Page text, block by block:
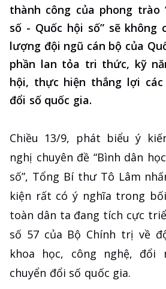
thành công của phong trào
số - Quốc hội số” sẽ không
lượng đội ngũ cán bộ của
phần lan tỏa tri thức, kỹ
hội, thực hiện thắng lợi
đổi số quốc gia.
Chiều 13/9, phát biểu ý
nghị chuyên đề “Bình dân
số”, Tổng Bí thư Tô Lâm
kiện rất có ý nghĩa trong
toàn dân ta đang tích cực
số 57 của Bộ Chính trị về
khoa học, công nghệ, đổi
chuyển đổi số quốc gia.